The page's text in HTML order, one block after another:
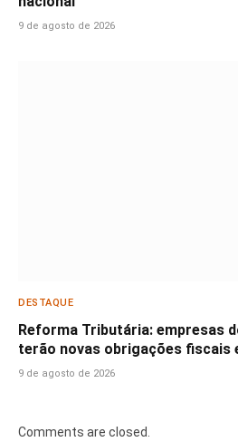
9 de agosto de 2026
DESTAQUE
Reforma Tributária: empresas
terão novas obrigações fiscais
9 de agosto de 2026
Comments are closed.